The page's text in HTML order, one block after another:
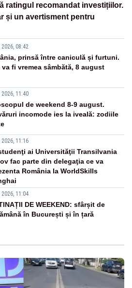
ratingul recomandat investițiilor.
și un avertisment pentru
08:42
prinsă între caniculă și furtuni.
va fi vremea sâmbătă, 8 august
11:40
de weekend 8-9 august.
incomode ies la iveală: zodiile
11:16
ai Universităţii Transilvania
fac parte din delegaţia ce va
România la WorldSkills
11:04
DE WEEKEND: sfârșit de
în București și în țară